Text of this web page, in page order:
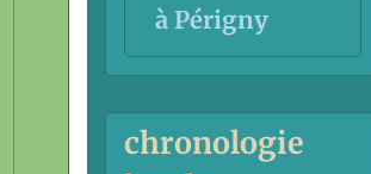
à Périgny
chronologie